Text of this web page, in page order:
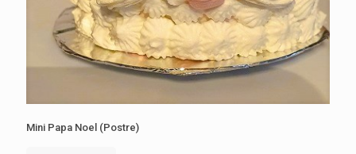
Mini Papa Noel (Postre)